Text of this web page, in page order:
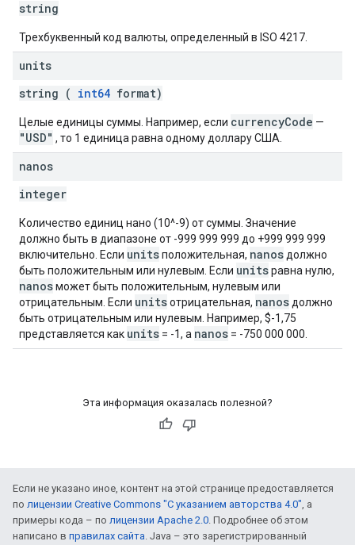
string
Трехбуквенный код валюты, определенный в ISO 4217.
units
string ( int64 format)
Целые единицы суммы. Например, если currencyCode —
"USD" , то 1 единица равна одному доллару США.
nanos
integer
Количество единиц нано (10^-9) от суммы. Значение
должно быть в диапазоне от -999 999 999 до +999 999 999
включительно. Если unitsположительная, nanos должно
быть положительным или нулевым. Если unitsравна нулю,
nanosможет быть положительным, нулевым или
отрицательным. Если unitsотрицательная, nanos должно
быть отрицательным или нулевым. Например, $-1,75
представляется как units = -1, а nanos = -750 000 000.
Эта информация оказалась полезной?
Если не указано иное, контент на этой странице предоставляется
по лицензии Creative Commons "С указанием авторства 4.0", а
примеры кода – по лицензии Apache 2.0. Подробнее об этом
написано в правилах сайта. Java – это зарегистрированный